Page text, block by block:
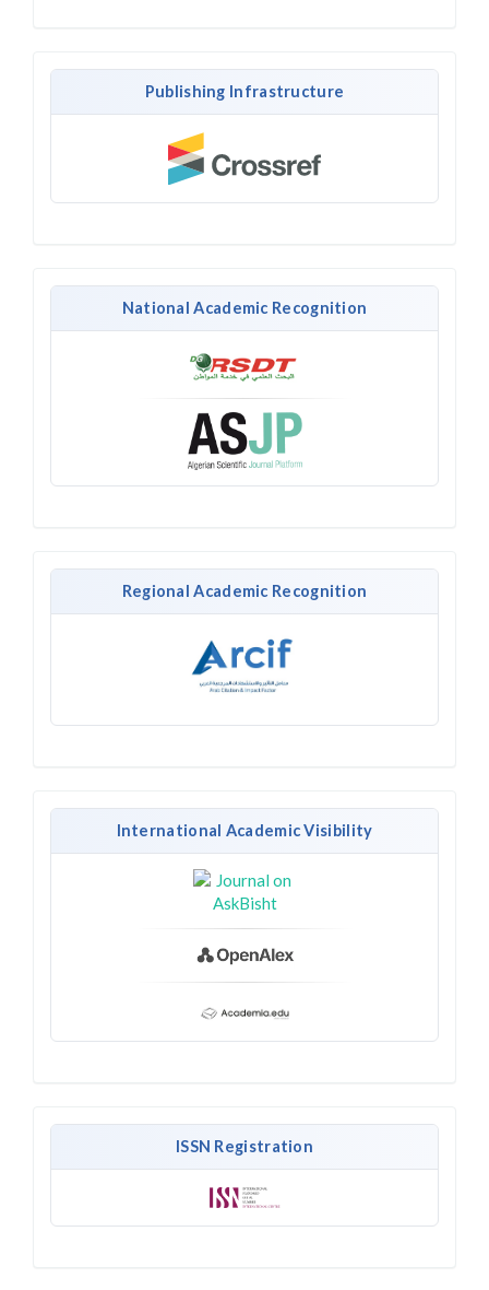
Publishing Infrastructure
National Academic Recognition
Regional Academic Recognition
International Academic Visibility
ISSN Registration